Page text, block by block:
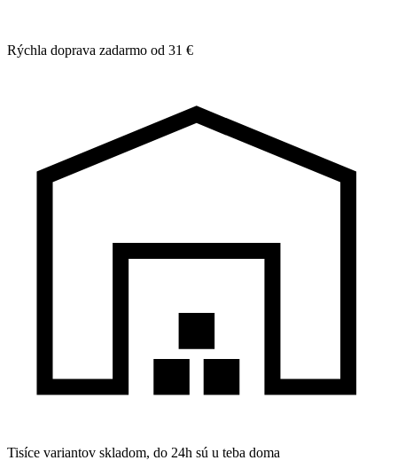
Rýchla doprava zadarmo od 31 €
Tisíce variantov skladom, do 24h sú u teba doma